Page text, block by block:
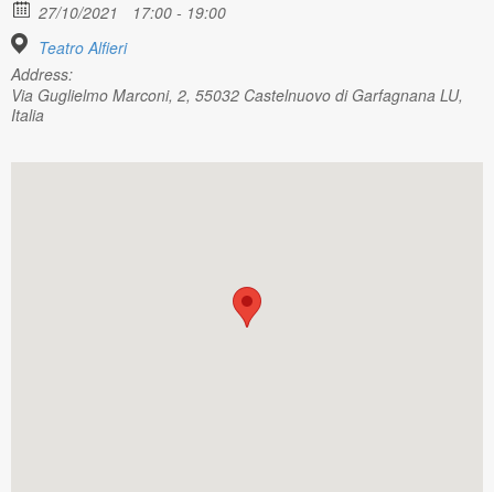
27/10/2021
17:00 - 19:00
Teatro Alfieri
Address:
Via Guglielmo Marconi, 2, 55032 Castelnuovo di Garfagnana LU,
Italia